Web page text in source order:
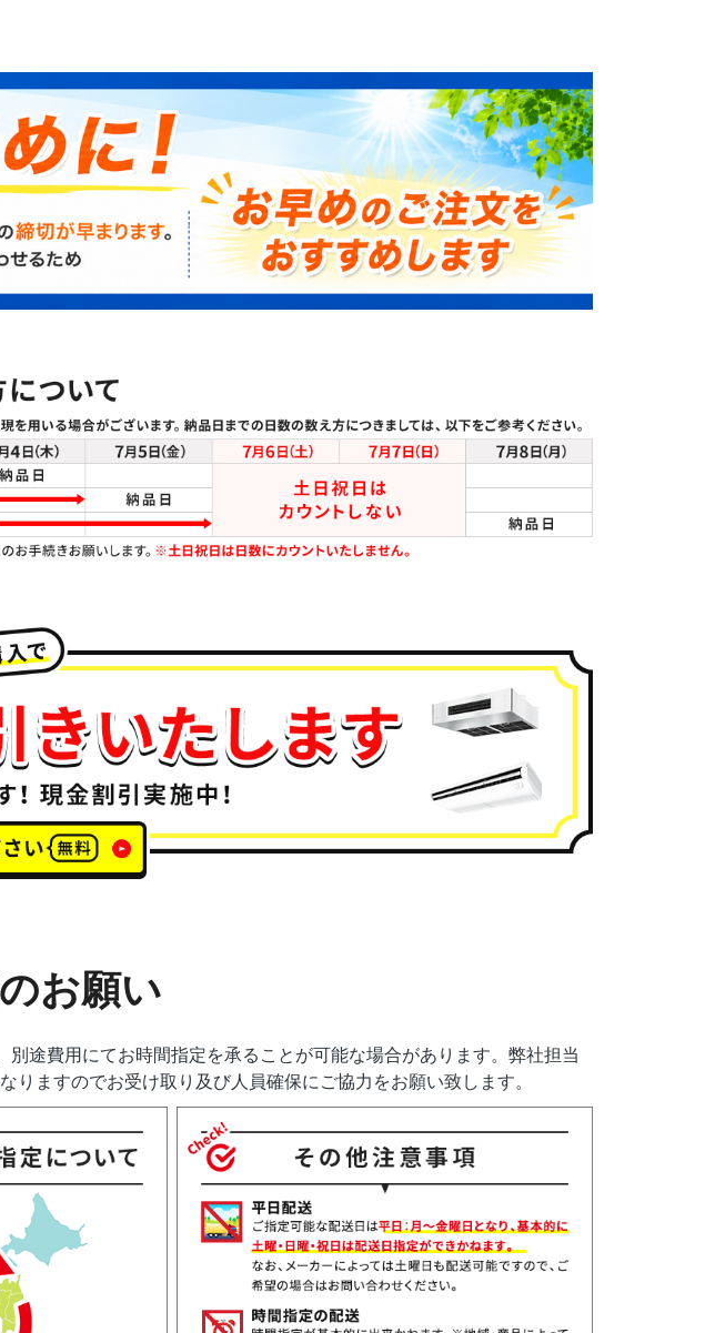
お願い
途費用にてお時間指定を承ることが可能な場合があります。弊社担当
ますのでお受け取り及び人員確保にご協力をお願い致します。